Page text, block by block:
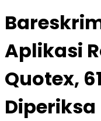
Aplikasi
Quotex,
Diperiksa